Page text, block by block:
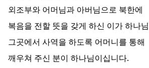
외조부와 어머님과 아버님으로 북한에
복음을 전할 뜻을 갖게 하신 이가 하나
그곳에서 사역을 하도록 어머니를 통해
깨우쳐 주신 분이 하나님이십니다.